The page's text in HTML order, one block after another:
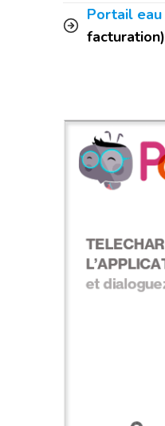
Portail eau
facturation)